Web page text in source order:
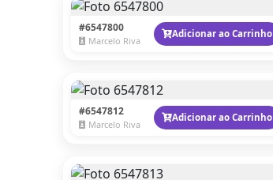
#6547800
Marcelo Riva
Adicionar ao Carrinho
#6547812
Marcelo Riva
Adicionar ao Carrinho